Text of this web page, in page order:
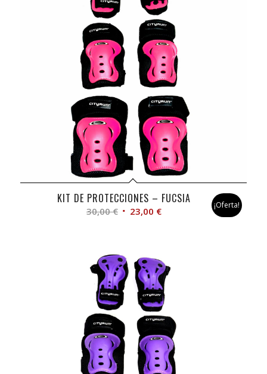
KIT DE PROTECCIONES – FUCSIA
30,00€ El
era:
30,00 €.
23,00 €El
23,00 €.
¡Oferta!